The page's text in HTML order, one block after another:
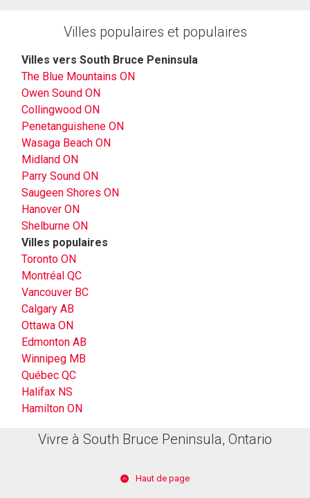
Villes populaires et populaires
Villes vers South Bruce Peninsula
The Blue Mountains ON
Owen Sound ON
Collingwood ON
Penetanguishene ON
Wasaga Beach ON
Midland ON
Parry Sound ON
Saugeen Shores ON
Hanover ON
Shelburne ON
Villes populaires
Toronto ON
Montréal QC
Vancouver BC
Calgary AB
Ottawa ON
Edmonton AB
Winnipeg MB
Québec QC
Halifax NS
Hamilton ON
Vivre à South Bruce Peninsula, Ontario
Haut de page